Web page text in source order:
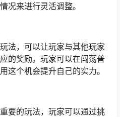
况来进行灵活调整。
法，可以让玩家与其他玩家
的奖励。玩家可以在闯荡普
这个机会提升自己的实力。
要的玩法，玩家可以通过挑